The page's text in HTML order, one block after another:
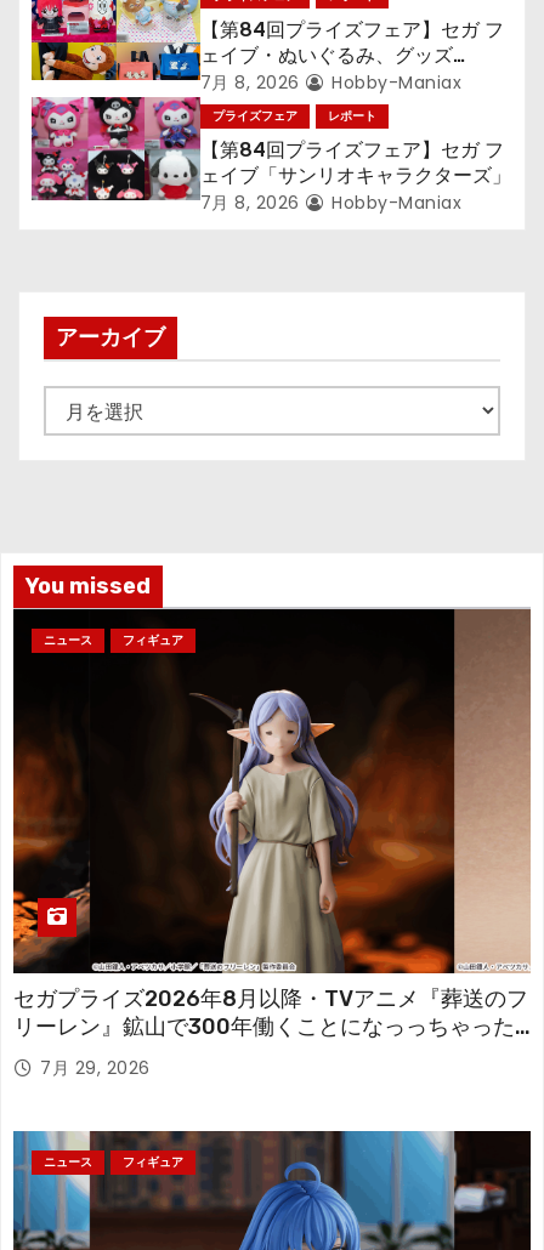
【第84回プライズフェア】セガ フ
ェイブ・ぬいぐるみ、グッズ
『LiSA』『ミニオン』『おさるの
ジョージ』『ポケットモンスター』
7月 8, 2026 Hobby-Maniax
プライズフェア レポート
【第84回プライズフェア】セガ フ
ェイブ「サンリオキャラクターズ」
7月 8, 2026 Hobby-Maniax
アーカイブ
ー
You missed
ニュース フィギュア
セガプライズ2026年8月以降・TVアニメ『葬送のフ
リーレン』鉱山で300年働くことになっっちゃった
「フリーレン」を立体化！
7月 29, 2026
ニュース フィギュア